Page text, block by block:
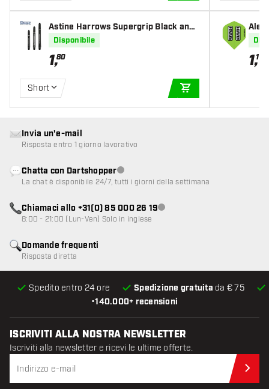
Astine Harrows Supergrip Black and
Silver
Disponibile
1,80
Short
1,10
•140.000+ recensioni
Spedito entro 24 ore Spedizione gratuita da € 75
Domande frequenti
Risposta diretta
Invia un'e-mail
Risposta entro 1 giorno lavorativo
Chatta con DartshopperServizio clienti non disponibile
La chat è disponibile 24/7, tutti i giorni della settimana
Chiamaci allo +31(0) 85 000 26 19Servizio clienti non disponibile
8:00 - 21:00 (Lun-Ven) Solo in inglese
ISCRIVITI ALLA NOSTRA NEWSLETTER
Iscriviti alla newsletter e ricevi le ultime offerte.